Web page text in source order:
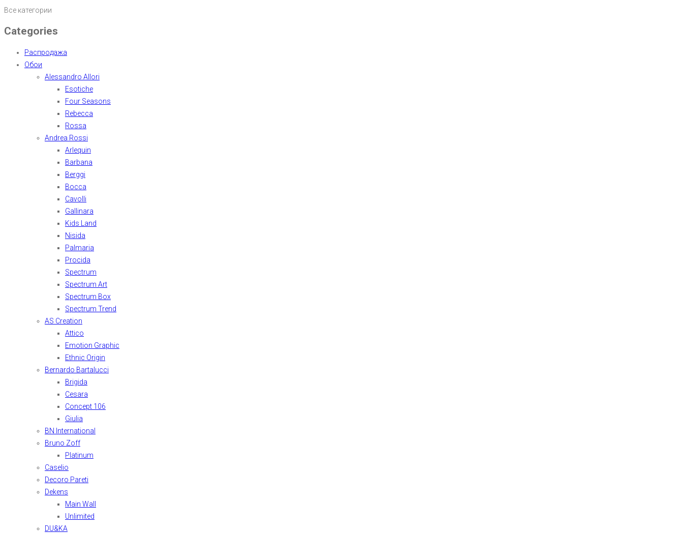
Все категории
Categories
Распродажа
Обои
Alessandro Allori
Esotiche
Four Seasons
Rebecca
Rossa
Andrea Rossi
Arlequin
Barbana
Berggi
Bocca
Cavolli
Gallinara
Kids Land
Nisida
Palmaria
Procida
Spectrum
Spectrum Art
Spectrum Box
Spectrum Trend
AS Creation
Attico
Emotion Graphic
Ethnic Origin
Bernardo Bartalucci
Brigida
Cesara
Concept 106
Giulia
BN International
Bruno Zoff
Platinum
Caselio
Decoro Pareti
Dekens
Main Wall
Unlimited
DU&KA